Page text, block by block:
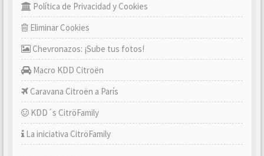
Política de Privacidad y Cookies
Eliminar Cookies
Chevronazos: ¡Sube tus fotos!
Macro KDD Citroën
Caravana Citroën a París
KDD´s CitröFamily
La iniciativa CitröFamily